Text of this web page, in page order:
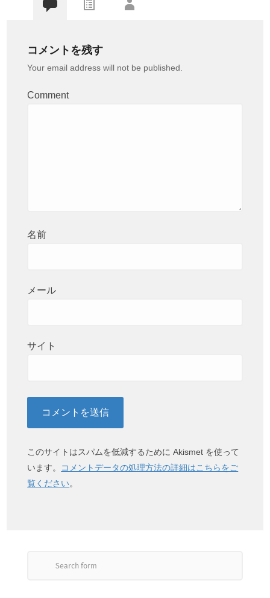
コメントを残す
Your email address will not be published.
Comment
名前
メール
サイト
このサイトはスパムを低減するために Akismet を使って
います。
コメントデータの処理方法の詳細はこちらをご
覧ください。